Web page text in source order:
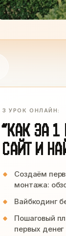
3 УРОК ОНЛАЙН:
“КАК ЗА 1
САЙТ И
Создаём
монтажа:
Вайбкодинг
Пошаговый
первых денег